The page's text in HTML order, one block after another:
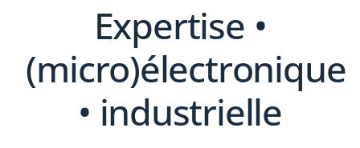
Expertise •
(micro)électronique
• industrielle